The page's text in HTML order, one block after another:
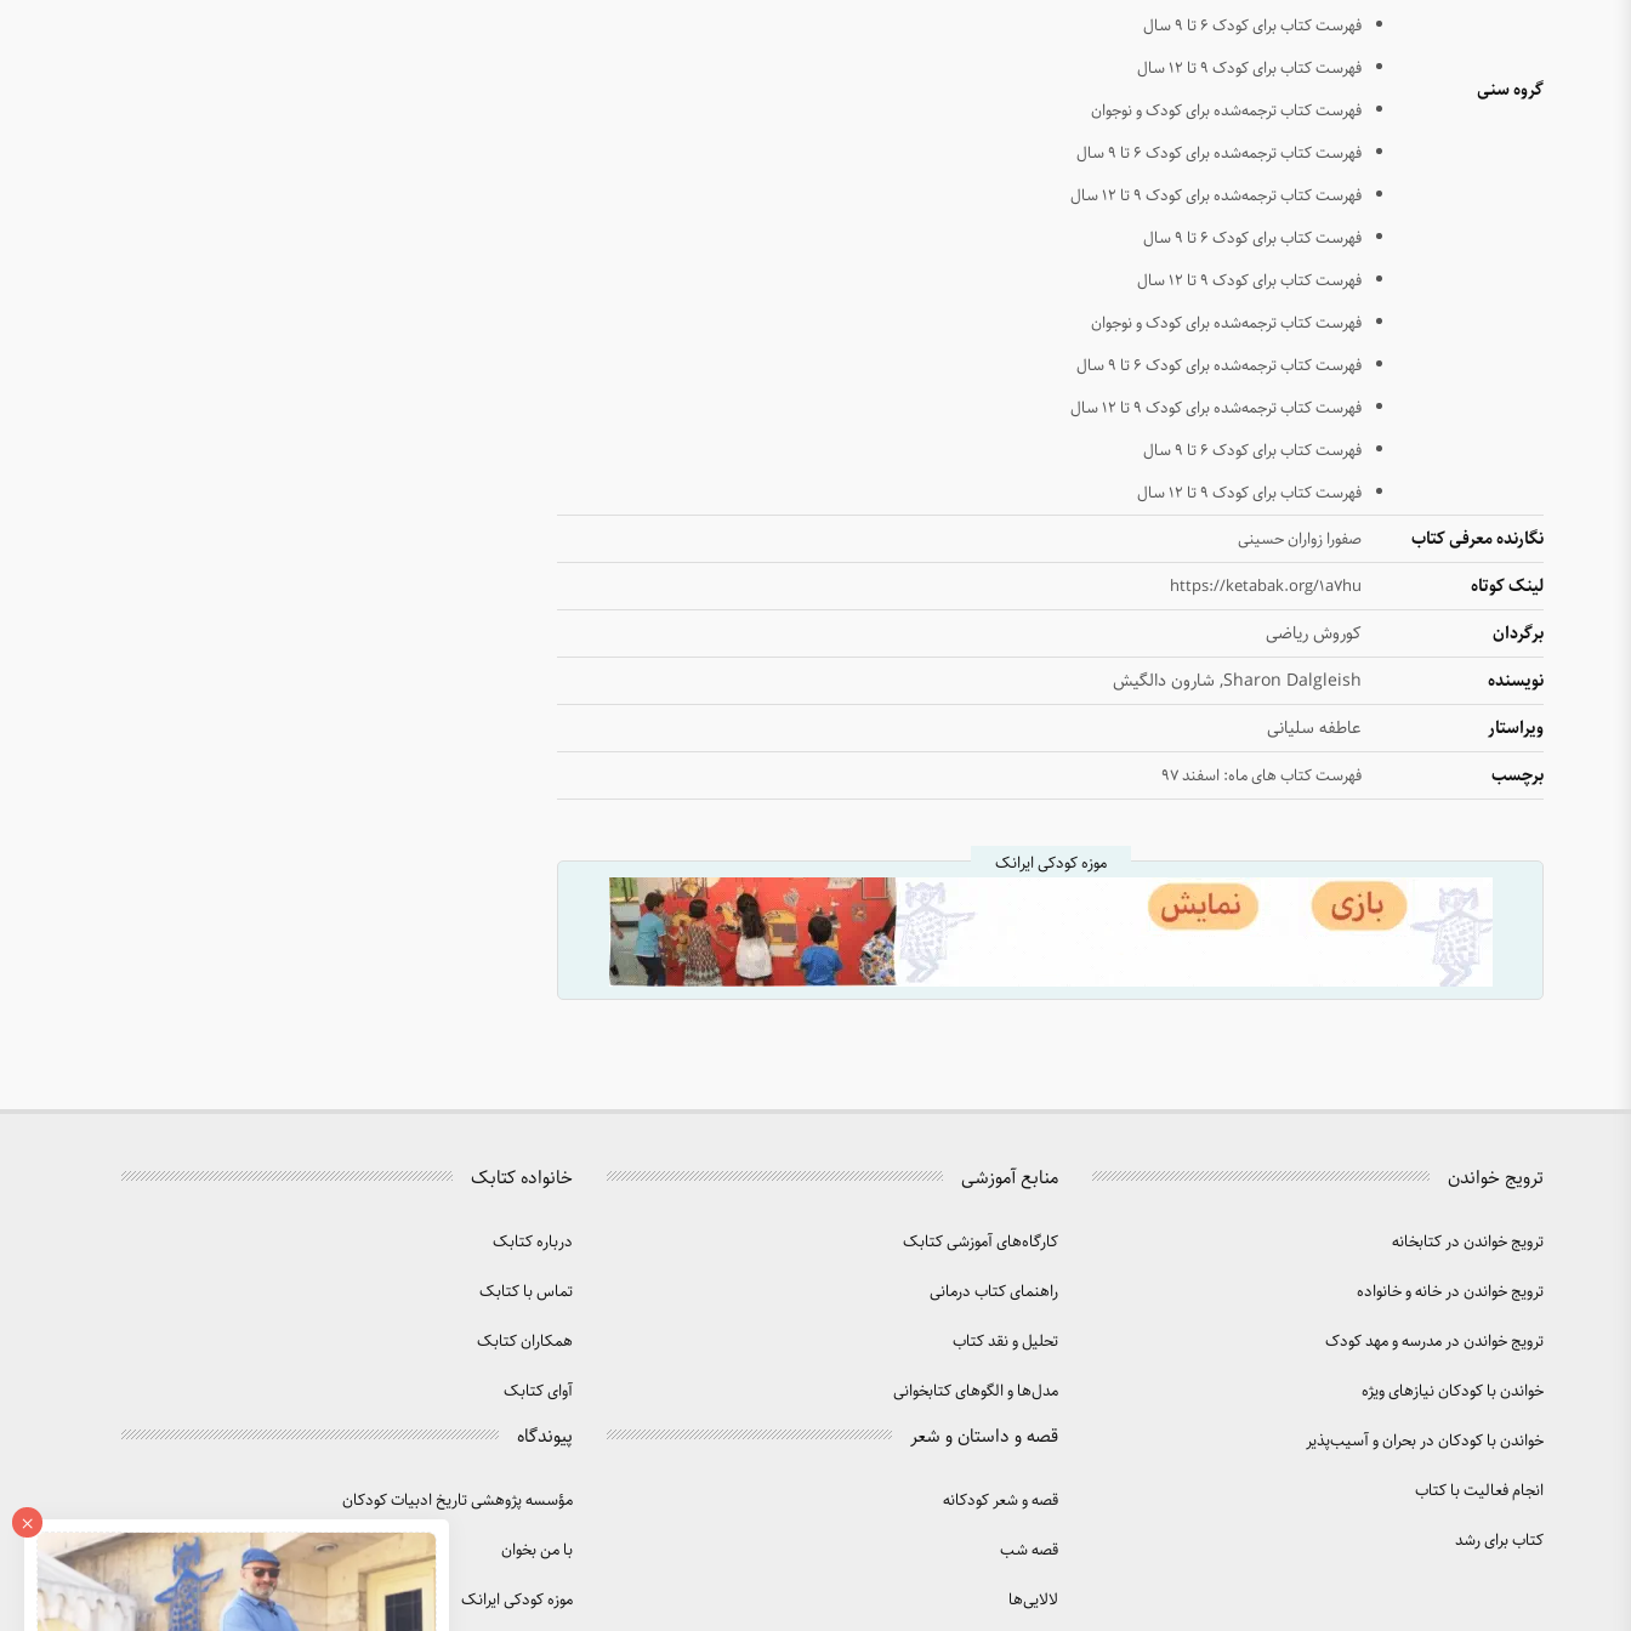
گروه سنی
فهرست کتاب برای کودک ۶ تا ۹ سال
فهرست کتاب برای کودک ۹ تا ۱۲ سال
فهرست کتاب ترجمه‌شده برای کودک و نوجوان
فهرست کتاب ترجمه‌شده برای کودک ۶ تا ۹ سال
فهرست کتاب ترجمه‌شده برای کودک ۹ تا ۱۲ سال
فهرست کتاب برای کودک ۶ تا ۹ سال
فهرست کتاب برای کودک ۹ تا ۱۲ سال
فهرست کتاب ترجمه‌شده برای کودک و نوجوان
فهرست کتاب ترجمه‌شده برای کودک ۶ تا ۹ سال
فهرست کتاب ترجمه‌شده برای کودک ۹ تا ۱۲ سال
فهرست کتاب برای کودک ۶ تا ۹ سال
فهرست کتاب برای کودک ۹ تا ۱۲ سال
نگارنده معرفی کتاب صفورا زواران حسینی
لینک کوتاه https://ketabak.org/1a7hu
برگردان
کوروش ریاضی
نویسنده
Sharon Dalgleish, شارون دالگیش
ویراستار
عاطفه سلیانی
برچسب
فهرست کتاب های ماه: اسفند ۹۷
موزه کودکی ایرانک
×
ترویج خواندن
ترویج خواندن در کتابخانه
ترویج خواندن در خانه و خانواده
ترویج خواندن در مدرسه و مهد کودک
خواندن با کودکان نیازهای ویژه
خواندن با کودکان در بحران و آسیب‌پذیر
انجام فعالیت با کتاب
کتاب برای رشد
منابع آموزشی
کارگاه‌های آموزشی کتابک
راهنمای کتاب درمانی
تحلیل و نقد کتاب
مدل‌ها و الگوهای کتابخوانی
قصه و داستان و شعر
قصه و شعر کودکانه
قصه شب
لالایی‌ها
خانواده کتابک
درباره کتابک
تماس با کتابک
همکاران کتابک
آوای کتابک
پیوندگاه
مؤسسه پژوهشی تاریخ ادبیات کودکان
با من بخوان
موزه کودکی ایرانک